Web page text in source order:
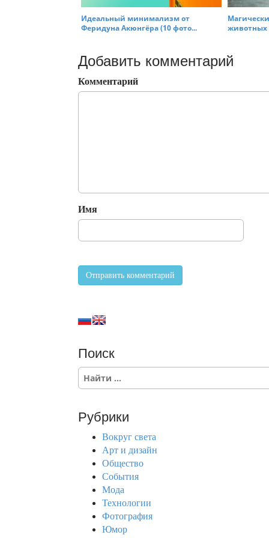
Идеальный минимализм от
Феридуна Акюнгёра (10 фото...
животных
Добавить комментарий
Комментарий
Имя
Поиск
S
e
c
Рубрики
Вокруг света
Арт и дизайн
Общество
События
Мода
Технологии
Фотография
Юмор